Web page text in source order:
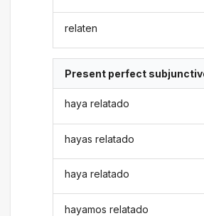
relaten
Present perfect
haya relatado
hayas relatado
haya relatado
hayamos relatado